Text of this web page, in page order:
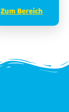
Zum Bereich